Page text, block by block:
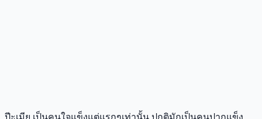
ปีะเมีย เป็นคนใจแข็งแต่แรกๆเท่านั้น ปกติมักเป็นคนปากแข็ง